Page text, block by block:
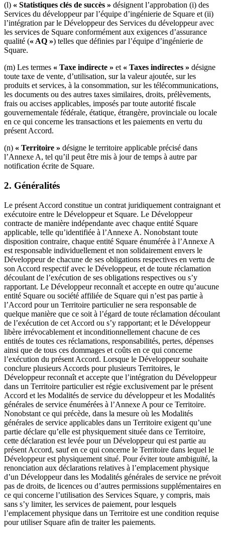
Types
Salon de beauté
Salon de manucure
Salon de coiffure
Spa
Salon de barbier
Tatouage et piercing
Découvrir
Aperçu
Types
Rénovation et réparation
Service automobile
Transport
Entrepreneurs
Services professionnels
Services pour animaux de compagnie
Services de nettoyage
Paysagistes
Matériel
Square Register
Square Terminal
Square Stand
Square Kiosk
Square Handheld
Square Reader
Accessoires
Trousses de matériel
Tout le matériel
Découvrir
Traitement des paiements
(l) « Statistiques clés de succès » désignent l’approbation (i) des
Services du développeur par l’équipe d’ingénierie de Square et (ii)
l’intégration par le Développeur des Services du développeur avec
les services de Square conformément aux exigences d’assurance
qualité (« AQ ») telles que définies par l’équipe d’ingénierie de
Square.
(m) Les termes « Taxe indirecte » et « Taxes indirectes » désigne
toute taxe de vente, d’utilisation, sur la valeur ajoutée, sur les
produits et services, à la consommation, sur les télécommunications,
les documents ou des autres taxes similaires, droits, prélèvements,
frais ou accises applicables, imposés par toute autorité fiscale
gouvernementale fédérale, étatique, étrangère, provinciale ou locale
en ce qui concerne les transactions et les paiements en vertu du
présent Accord.
(n) « Territoire » désigne le territoire applicable précisé dans
l’Annexe A, tel qu’il peut être mis à jour de temps à autre par
notification écrite de Square.
2. Généralités
Le présent Accord constitue un contrat juridiquement contraignant et
exécutoire entre le Développeur et Square. Le Développeur
contracte de manière indépendante avec chaque entité Square
applicable, telle qu’identifiée à l’Annexe A. Nonobstant toute
disposition contraire, chaque entité Square énumérée à l’Annexe A
est responsable individuellement et non solidairement envers le
Développeur de chacune de ses obligations respectives en vertu de
son Accord respectif avec le Développeur, et de toute réclamation
découlant de l’exécution de ses obligations respectives ou s’y
rapportant. Le Développeur reconnaît et accepte en outre qu’aucune
entité Square ou société affiliée de Square qui n’est pas partie à
l’Accord pour un Territoire particulier ne sera responsable de
quelque manière que ce soit à l’égard de toute réclamation découlant
de l’exécution de cet Accord ou s’y rapportant; et le Développeur
libère irrévocablement et inconditionnellement chacune de ces
entités de toutes ces réclamations, responsabilités, pertes, dépenses
ainsi que de tous ces dommages et coûts en ce qui concerne
l’exécution du présent Accord. Lorsque le Développeur souhaite
conclure plusieurs Accords pour plusieurs Territoires, le
Développeur reconnaît et accepte que l’intégration du Développeur
dans un Territoire particulier est régie exclusivement par le présent
Accord et les Modalités de service du développeur et les Modalités
générales de service énumérées à l’Annexe A pour ce Territoire.
Nonobstant ce qui précède, dans la mesure où les Modalités
générales de service applicables dans un Territoire exigent qu’une
partie déclare qu’elle est physiquement située dans ce Territoire,
cette déclaration est levée pour un Développeur qui est partie au
présent Accord, sauf en ce qui concerne le Territoire dans lequel le
Développeur est physiquement situé. Pour éviter toute ambiguïté, la
renonciation aux déclarations relatives à l’emplacement physique
d’un Développeur dans les Modalités générales de service ne prévoit
pas de droits, de licences ou d’autres permissions supplémentaires en
ce qui concerne l’utilisation des Services Square, y compris, mais
sans s’y limiter, les services de paiement, pour lesquels
l’emplacement physique dans un Territoire est une condition requise
pour utiliser Square afin de traiter les paiements.